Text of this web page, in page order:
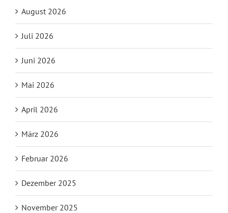
August 2026
Juli 2026
Juni 2026
Mai 2026
April 2026
März 2026
Februar 2026
Dezember 2025
November 2025